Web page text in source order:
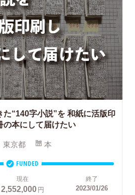
“140字小説”を和紙に活版印
の本にして届けたい
東京都 本
FUNDED
現在
2,552,000円
終了
2023/01/26